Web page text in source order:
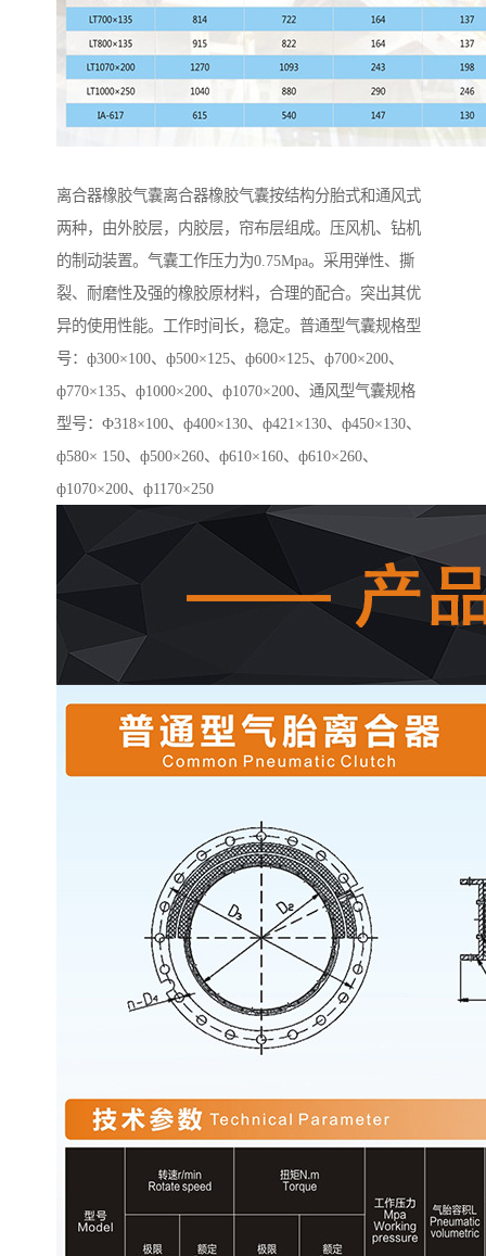
离合器橡胶气囊离合器橡胶气囊按结构分胎式和通风式
两种，由外胶层，内胶层，帘布层组成。压风机、钻机
的制动装置。气囊工作压力为0.75Mpa。采用弹性、撕
裂、耐磨性及强的橡胶原材料，合理的配合。突出其优
异的使用性能。工作时间长，稳定。普通型气囊规格型
号：ф300×100、ф500×125、ф600×125、ф700×200、
ф770×135、ф1000×200、ф1070×200、通风型气囊规格
型号：Ф318×100、ф400×130、ф421×130、ф450×130、
ф580× 150、ф500×260、ф610×160、ф610×260、
ф1070×200、ф1170×250